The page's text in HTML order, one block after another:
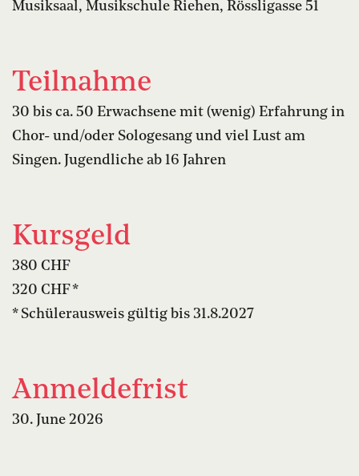
Musiksaal, Musikschule Riehen, Rössligasse 51
Teilnahme
30 bis ca. 50 Erwachsene mit (wenig) Erfahrung in
Chor- und/oder Sologesang und viel Lust am
Singen. Jugendliche ab 16 Jahren
Kursgeld
380 CHF
320 CHF *
* Schülerausweis gültig bis 31.8.2027
Anmeldefrist
30. June 2026